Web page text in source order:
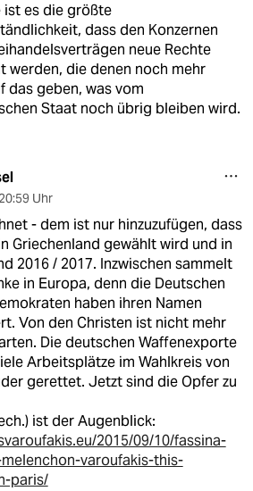
ist es die größte
dass den Konzernen
neue Rechte
werden, die denen noch mehr
das geben, was vom
Staat noch übrig bleiben wird.
20:59 Uhr
- dem ist nur hinzuzufügen, dass
Griechenland gewählt wird und in
2016 / 2017. Inzwischen sammelt
in Europa, denn die Deutschen
haben ihren Namen
Von den Christen ist nicht mehr
Die deutschen Waffenexporte
Arbeitsplätze im Wahlkreis von
gerettet. Jetzt sind die Opfer zu
ist der Augenblick:
2015/09/10/fassina-
varoufakis-this-
paris/